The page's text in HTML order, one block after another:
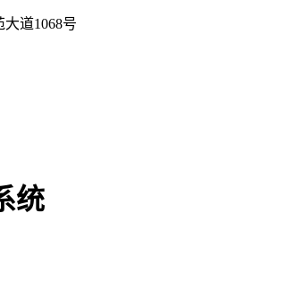
道1068号
统